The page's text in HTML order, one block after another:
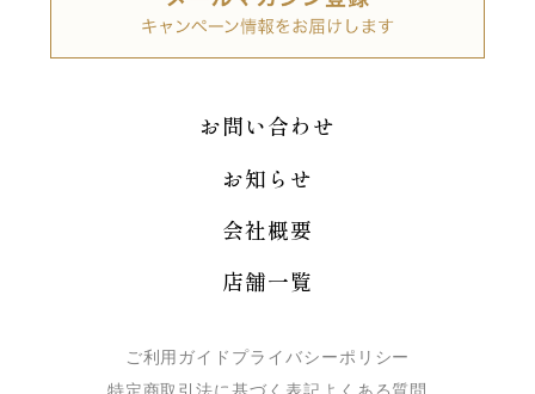
お問い合わせ
お知らせ
会社概要
店舗一覧
ご利用ガイド プライバシーポリシー